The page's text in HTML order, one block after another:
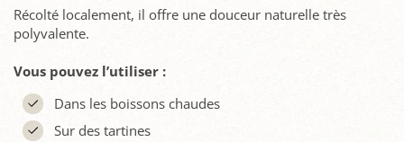
Récolté localement, il offre une douceur naturelle très
polyvalente.
Vous pouvez l’utiliser :
Dans les boissons chaudes
Sur des tartines